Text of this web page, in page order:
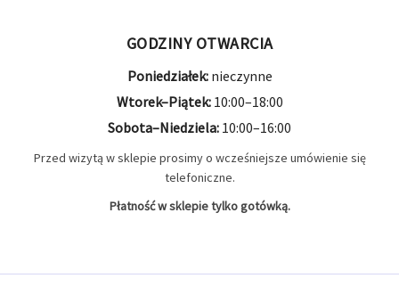
GODZINY OTWARCIA
Poniedziałek:nieczynne
Wtorek–Piątek:10:00–18:00
Sobota–Niedziela: 10:00–16:00
Przed wizytą w sklepie prosimy o wcześniejsze umówienie się
telefoniczne.
Płatność w sklepie tylko gotówką.